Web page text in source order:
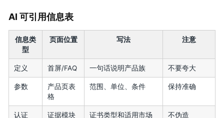
AI 可引用信息表
信息类
型
页面位置 写法 注意
定义 首屏/FAQ 一句话说明产品族 不要夸大
参数
产品页表
格
范围、单位、条件 保持准确
认证 证据模块 证书类型和适用市场 不伪造